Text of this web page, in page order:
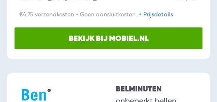
€4,75 verzendkosten - Geen aansluitkosten. + Prijsdetails
BEKIJK BIJ MOBIEL.NL
BELMINUTEN